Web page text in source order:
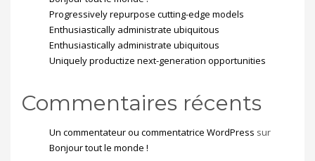
Progressively repurpose cutting-edge models
Enthusiastically administrate ubiquitous
Enthusiastically administrate ubiquitous
Uniquely productize next-generation opportunities
Commentaires récents
Un commentateur ou commentatrice WordPress sur
Bonjour tout le monde !